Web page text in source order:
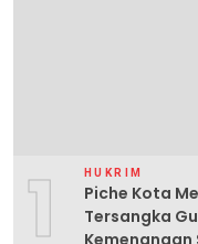
1 HUKRIM
Piche Kota
Tersangka
Kemenangan